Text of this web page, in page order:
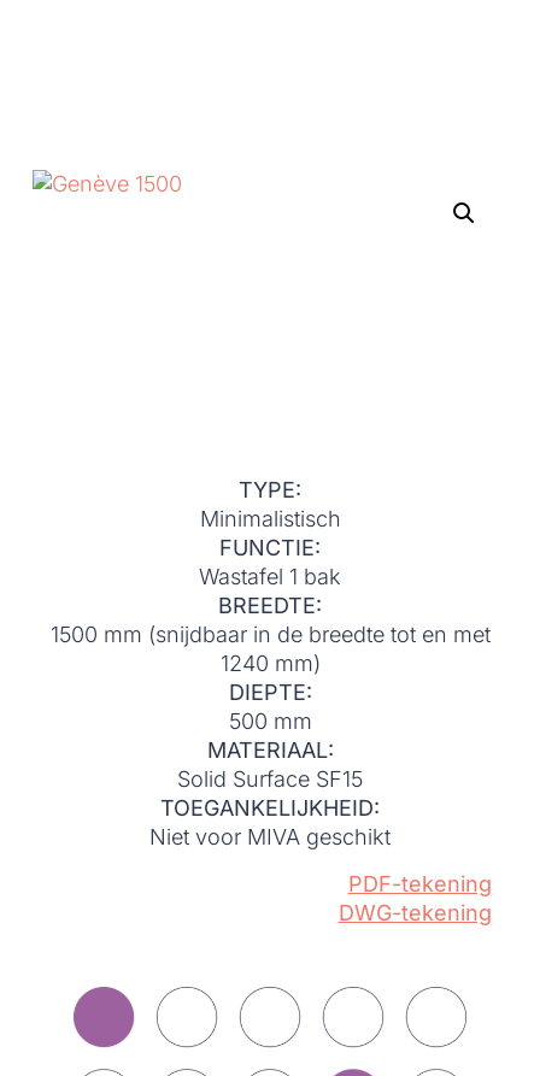
TYPE:
Minimalistisch
FUNCTIE:
Wastafel 1 bak
BREEDTE:
1500 mm (snijdbaar in de breedte tot en met
1240 mm)
DIEPTE:
500 mm
MATERIAAL:
Solid Surface SF15
TOEGANKELIJKHEID:
Niet voor MIVA geschikt
PDF-tekening
DWG-tekening